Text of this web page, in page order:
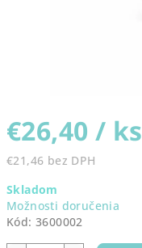
€26,40 / ks
€21,46 bez DPH
cena:
Skladom
Možnosti doručenia
Kód: 3600002